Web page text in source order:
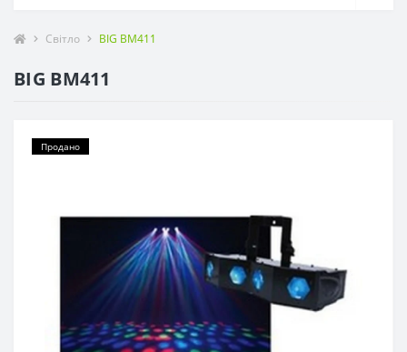
Світло BIG BM411
BIG BM411
Продано